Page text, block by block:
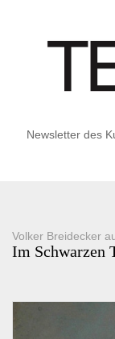
Newsletter des
Volker Breidecker
Im Schwarzen